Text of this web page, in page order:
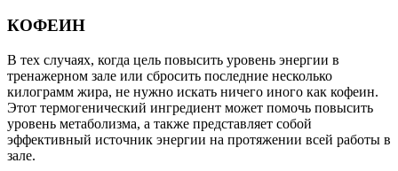
КОФЕИН
В тех случаях, когда цель повысить уровень энергии в
тренажерном зале или сбросить последние несколько
килограмм жира, не нужно искать ничего иного как кофеин.
Этот термогенический ингредиент может помочь повысить
уровень метаболизма, а также представляет собой
эффективный источник энергии на протяжении всей работы в
зале.